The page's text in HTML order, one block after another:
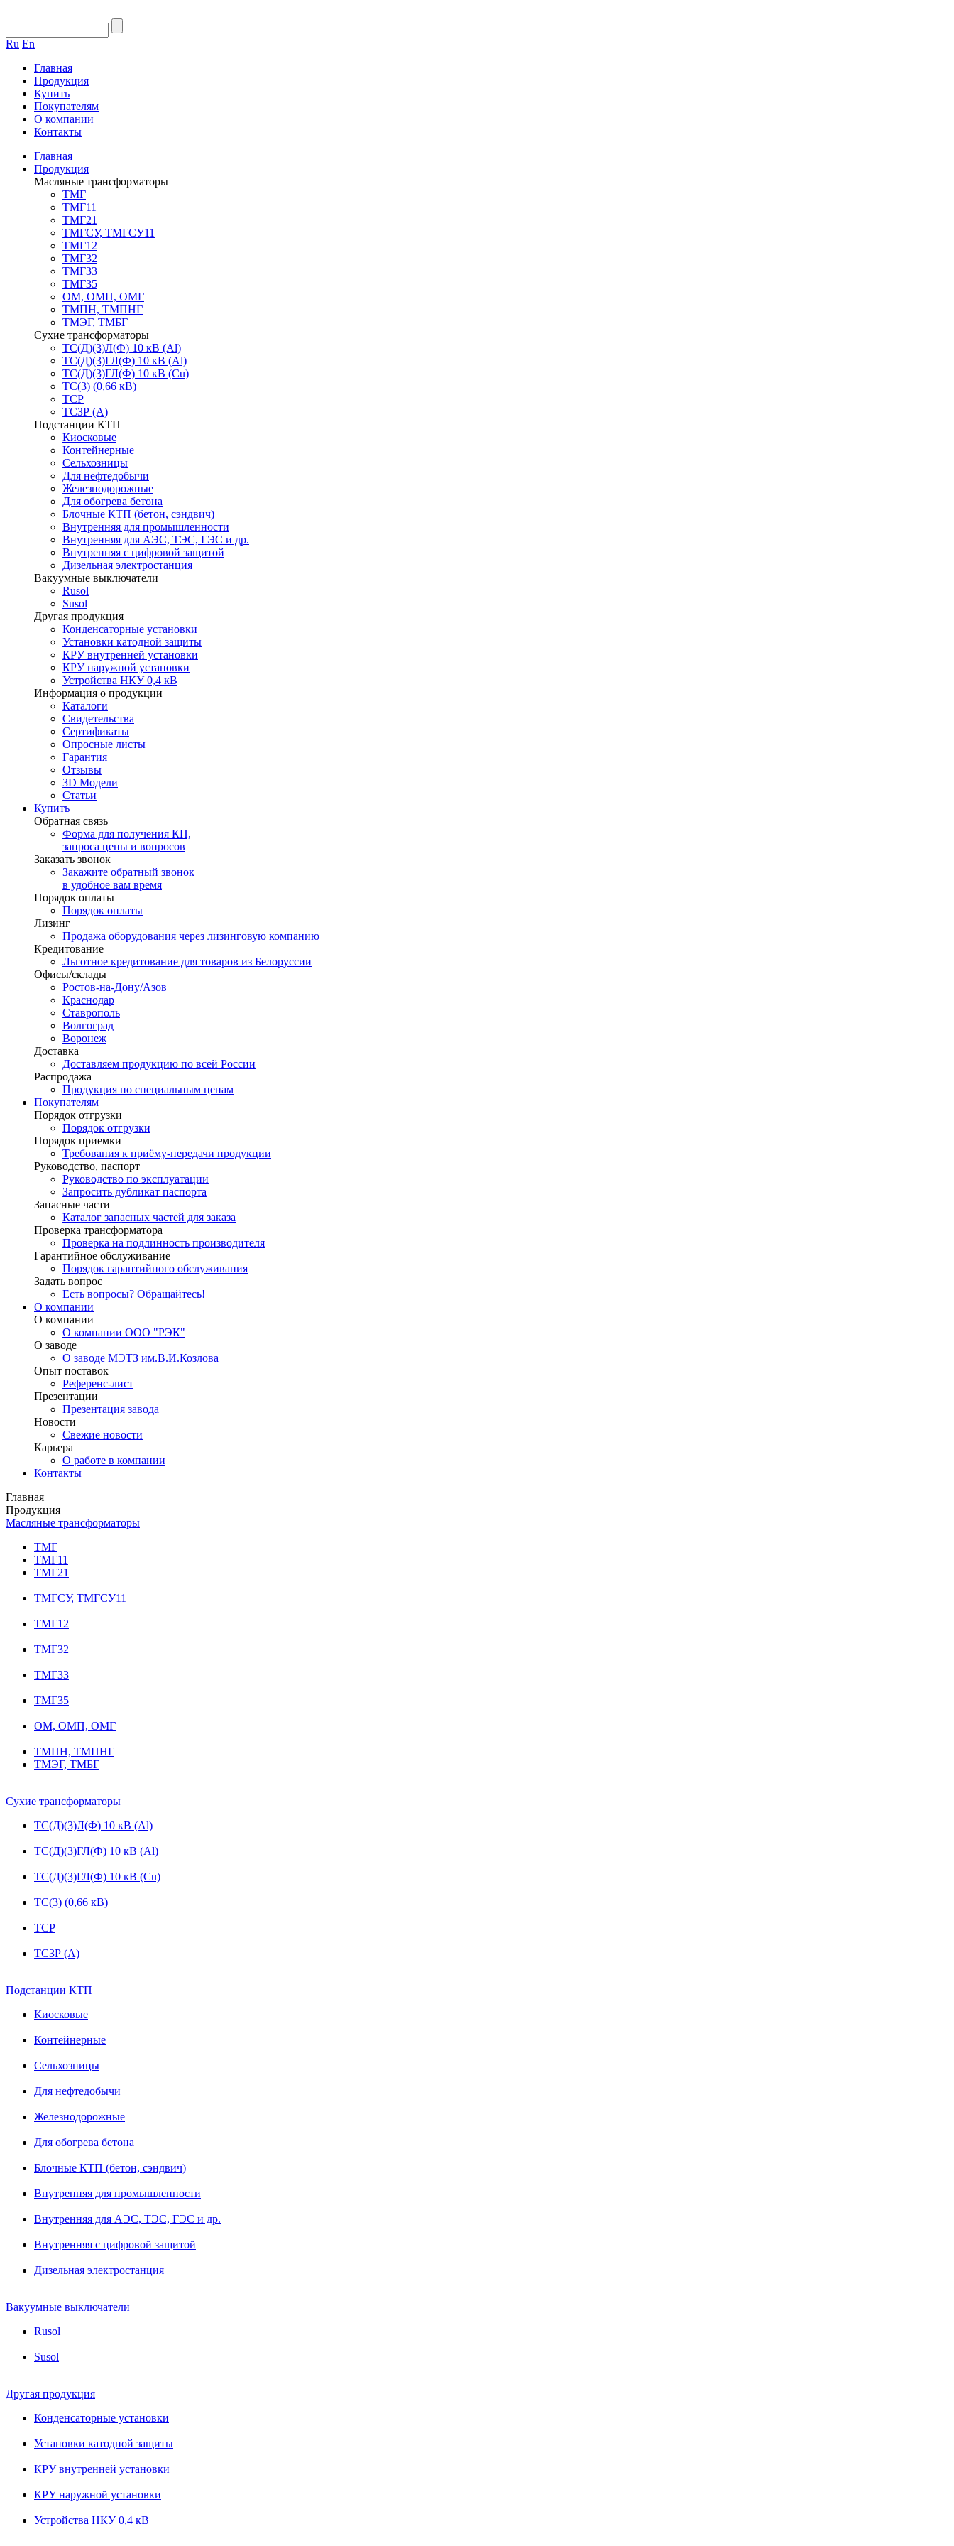
Ru En
Главная
Продукция
Купить
Покупателям
О компании
Контакты
Главная
Продукция
Масляные трансформаторы
ТМГ
ТМГ11
ТМГ21
ТМГСУ, ТМГСУ11
ТМГ12
ТМГ32
ТМГ33
ТМГ35
ОМ, ОМП, ОМГ
ТМПН, ТМПНГ
ТМЭГ, ТМБГ
Сухие трансформаторы
ТС(Д)(3)Л(Ф) 10 кВ (Al)
ТС(Д)(3)ГЛ(Ф) 10 кВ (Al)
ТС(Д)(3)ГЛ(Ф) 10 кВ (Cu)
ТС(3) (0,66 кВ)
ТСР
ТСЗР (А)
Подстанции КТП
Киосковые
Контейнерные
Сельхозницы
Для нефтедобычи
Железнодорожные
Для обогрева бетона
Блочные КТП (бетон, сэндвич)
Внутренняя для промышленности
Внутренняя для АЭС, ТЭС, ГЭС и др.
Внутренняя с цифровой защитой
Дизельная электростанция
Вакуумные выключатели
Rusol
Susol
Другая продукция
Конденсаторные установки
Установки катодной защиты
КРУ внутренней установки
КРУ наружной установки
Устройства НКУ 0,4 кВ
Информация о продукции
Каталоги
Свидетельства
Сертификаты
Опросные листы
Гарантия
Отзывы
3D Модели
Статьи
Купить
Обратная связь
Форма для получения КП,
запроса цены и вопросов
Заказать звонок
Закажите обратный звонок
в удобное вам время
Порядок оплаты
Порядок оплаты
Лизинг
Продажа оборудования через лизинговую компанию
Кредитование
Льготное кредитование для товаров из Белоруссии
Офисы/склады
Ростов-на-Дону/Азов
Краснодар
Ставрополь
Волгоград
Воронеж
Доставка
Доставляем продукцию по всей России
Распродажа
Продукция по специальным ценам
Покупателям
Порядок отгрузки
Порядок отгрузки
Порядок приемки
Требования к приёму-передачи продукции
Руководство, паспорт
Руководство по эксплуатации
Запросить дубликат паспорта
Запасные части
Каталог запасных частей для заказа
Проверка трансформатора
Проверка на подлинность производителя
Гарантийное обслуживание
Порядок гарантийного обслуживания
Задать вопрос
Есть вопросы? Обращайтесь!
О компании
О компании
О компании ООО "РЭК"
О заводе
О заводе МЭТЗ им.В.И.Козлова
Опыт поставок
Референс-лист
Презентации
Презентация завода
Новости
Свежие новости
Карьера
О работе в компании
Контакты
Главная
Продукция
Масляные трансформаторы
ТМГ
ТМГ11
ТМГ21
ТМГСУ, ТМГСУ11
ТМГ12
ТМГ32
ТМГ33
ТМГ35
ОМ, ОМП, ОМГ
ТМПН, ТМПНГ
ТМЭГ, ТМБГ
Сухие трансформаторы
ТС(Д)(3)Л(Ф) 10 кВ (Al)
ТС(Д)(3)ГЛ(Ф) 10 кВ (Al)
ТС(Д)(3)ГЛ(Ф) 10 кВ (Cu)
ТС(3) (0,66 кВ)
ТСР
ТСЗР (А)
Подстанции КТП
Киосковые
Контейнерные
Сельхозницы
Для нефтедобычи
Железнодорожные
Для обогрева бетона
Блочные КТП (бетон, сэндвич)
Внутренняя для промышленности
Внутренняя для АЭС, ТЭС, ГЭС и др.
Внутренняя с цифровой защитой
Дизельная электростанция
Вакуумные выключатели
Rusol
Susol
Другая продукция
Конденсаторные установки
Установки катодной защиты
КРУ внутренней установки
КРУ наружной установки
Устройства НКУ 0,4 кВ